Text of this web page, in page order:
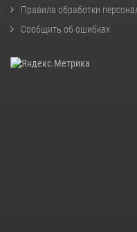
Правила обработки
Сообщить об ошибках